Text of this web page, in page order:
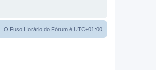
O Fuso Horário do Fórum é UTC+01:00